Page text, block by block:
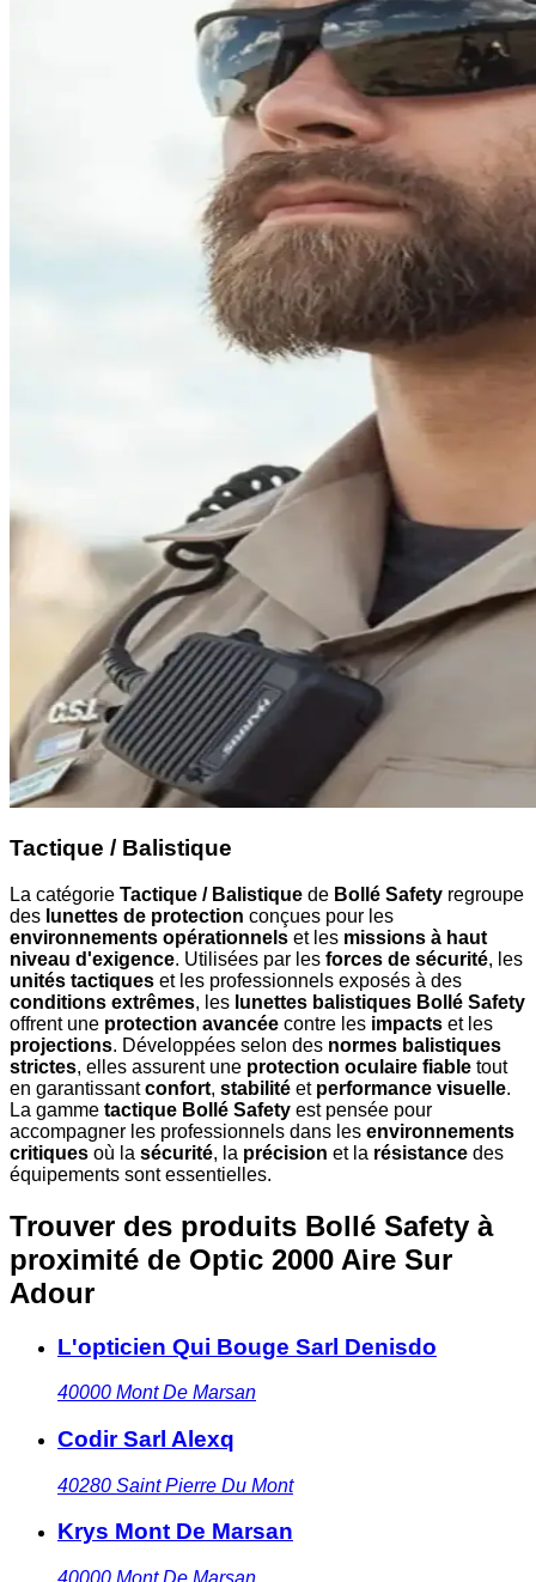
Tactique / Balistique
La catégorie Tactique / Balistique de Bollé Safety regroupe
des lunettes de protection conçues pour les
environnements opérationnels et les missions à haut
niveau d'exigence. Utilisées par les forces de sécurité, les
unités tactiques et les professionnels exposés à des
conditions extrêmes, les lunettes balistiques Bollé Safety
offrent une protection avancée contre les impacts et les
projections. Développées selon des normes balistiques
strictes, elles assurent une protection oculaire fiable tout
en garantissantconfort, stabilité et performance visuelle.
La gamme tactique Bollé Safety est pensée pour
accompagner les professionnels dans les environnements
critiques où la sécurité, la précision et la résistance des
équipements sont essentielles.
Trouver des produits Bollé Safety à
proximité de Optic 2000 Aire Sur
Adour
L'opticien Qui Bouge Sarl Denisdo
40000 Mont De Marsan
Codir Sarl Alexq
40280 Saint Pierre Du Mont
Krys Mont De Marsan